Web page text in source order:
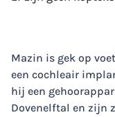
Mazin is gek op
een cochleair
hij een
Dovenelftal en zijn